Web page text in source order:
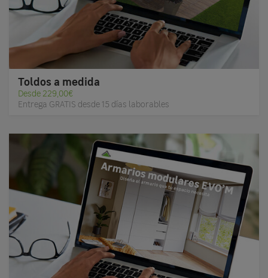
Toldos a medida
Desde 229,00€
Entrega GRATIS desde 15 días laborables